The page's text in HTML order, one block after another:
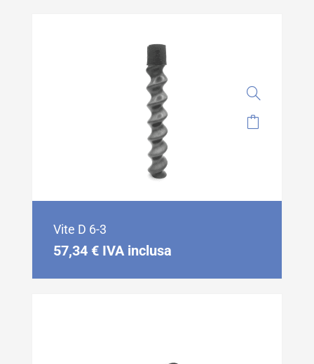
Vite D 6-3
57,34 € IVA inclusa